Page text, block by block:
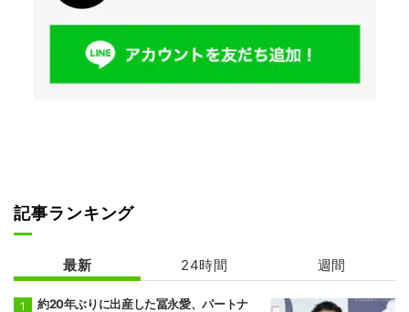
記事ランキング
最新 24時間 週間
約20年ぶりに出産した冨永愛、パートナ